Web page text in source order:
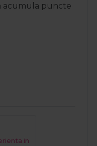
acumula puncte
in